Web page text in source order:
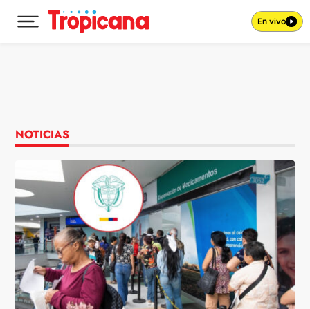
Desplegar menú principal En vivo
NOTICIAS